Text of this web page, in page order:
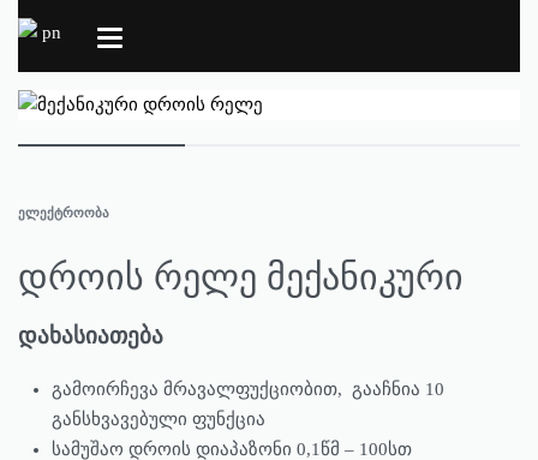
ᲔᲚᲔᲥᲢᲠᲝᲝᲑᲐ
დროის რელე მექანიკური
დახასიათება
გამოირჩევა მრავალფუქციობით, გააჩნია 10
განსხვავებული ფუნქცია
სამუშაო დროის დიაპაზონი 0,1წმ – 100სთ